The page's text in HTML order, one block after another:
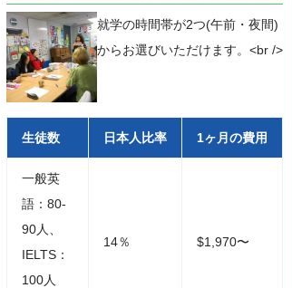
就学の時間帯が2つ(午前・夜間)
からお選びいただけます。<br />
生徒数 日本人比率 1ヶ月の費用
一般英
語：80-
90人、
IELTS：
100人
14％ $1,970〜